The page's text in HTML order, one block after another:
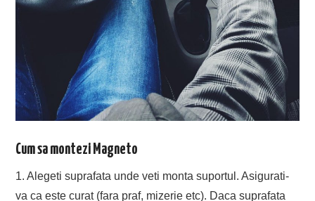
Cum sa montezi Magneto
1. Alegeti suprafata unde veti monta suportul. Asigurati-
va ca este curat (fara praf, mizerie etc). Daca suprafata